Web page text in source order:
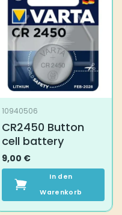
10940506
CR2450 Button
cell battery
9,00 €
In den
Warenkorb